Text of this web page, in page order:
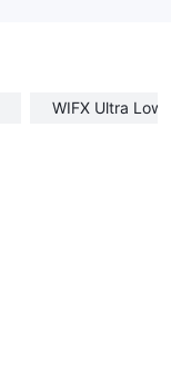
WIFX Ultra Low